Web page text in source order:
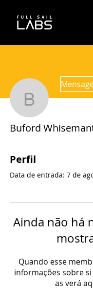
Buford
Buford
Perfil
Data de entrada: 7 de
Ainda não há
Quando esse
informações sobre
as verá